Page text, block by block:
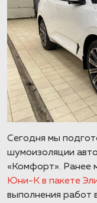
Сегодня мы
шумоизоляции
«Комфорт». Ранее
Юни-К в пакете
выполнения работ